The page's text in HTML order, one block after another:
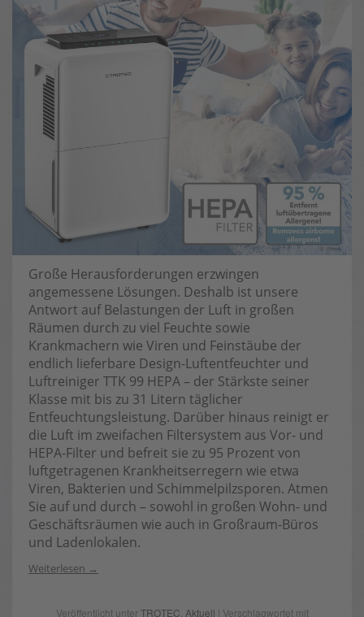
Große Herausforderungen erzwingen
angemessene Lösungen. Deshalb ist unsere
Antwort auf Belastungen der Luft in großen
Räumen durch zu viel Feuchte sowie
Krankmachern wie Viren und Feinstäube der
endlich lieferbare Design-Luftentfeuchter und
Luftreiniger TTK 99 HEPA – der Stärkste seiner
Klasse mit bis zu 31 Litern täglicher
Entfeuchtungsleistung. Darüber hinaus reinigt er
die Luft im zweifachen Filtersystem aus Vor- und
HEPA-Filter und befreit sie zu 95 Prozent von
luftgetragenen Krankheitserregern wie etwa
Viren, Bakterien und Schimmelpilzsporen. Atmen
Sie auf und durch – sowohl in großen Wohn- und
Geschäftsräumen wie auch in Großraum-Büros
und Ladenlokalen.
Weiterlesen
Veröffentlicht unterTROTEC Aktuell | Verschlagwortet mit